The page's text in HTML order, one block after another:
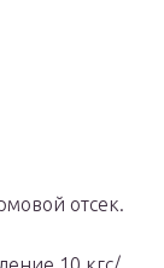
отсек.